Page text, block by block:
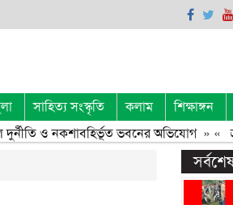
সাহিত্য সংস্কৃতি কলাম শিক্ষাঙ্গন
ও নকশাবহির্ভূত ভবনের অভিযোগ» «